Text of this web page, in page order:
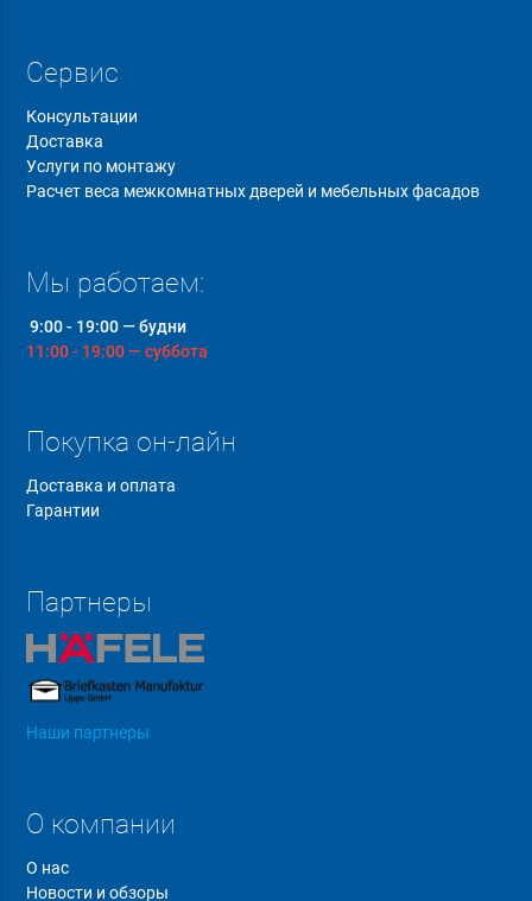
Сервис
Консультации
Доставка
Услуги по монтажу
Расчет веса межкомнатных дверей и мебельных фасадов
Мы работаем:
9:00 - 19:00 — будни
11:00 - 19:00 — суббота
Покупка он-лайн
Доставка и оплата
Гарантии
Партнеры
Наши партнеры
О компании
О нас
Новости и обзоры